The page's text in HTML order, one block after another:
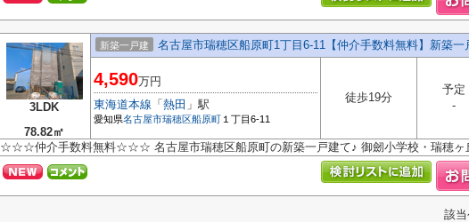
3LDK
78.82㎡
新築一戸建 名古屋市瑞穂区船原町1丁目6-11【仲介手数料無料】新築一
4,590万円
東海道本線 「 熱田 」駅
愛知県名古屋市瑞穂区船原町 １丁目6-11
徒歩19分
予定
-
☆☆☆仲介手数料無料☆☆☆ 名古屋市瑞穂区船原町の新築一戸建て♪ 御劒小学校・瑞穂ヶ
該